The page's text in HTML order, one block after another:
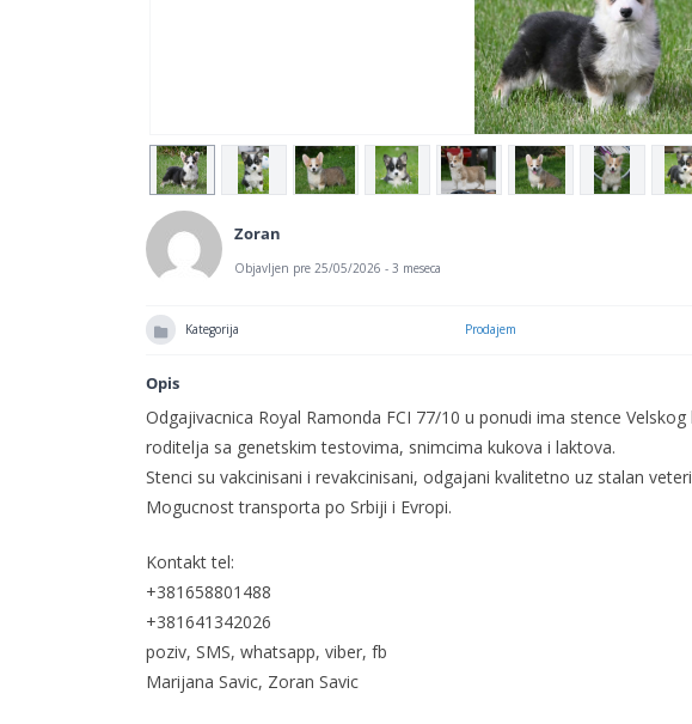
Zoran
Objavljen pre 25/05/2026 - 3 meseca
Kategorija Prodajem
Opis
Odgajivacnica Royal Ramonda FCI 77/10 u ponudi ima stence Velskog
roditelja sa genetskim testovima, snimcima kukova i laktova.
Stenci su vakcinisani i revakcinisani, odgajani kvalitetno uz stalan
Mogucnost transporta po Srbiji i Evropi.
Kontakt tel:
+381658801488
+381641342026
poziv, SMS, whatsapp, viber, fb
Marijana Savic, Zoran Savic